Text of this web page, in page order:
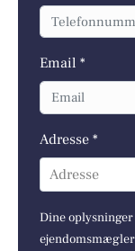
Email *
Adresse *
Adresse
Dine